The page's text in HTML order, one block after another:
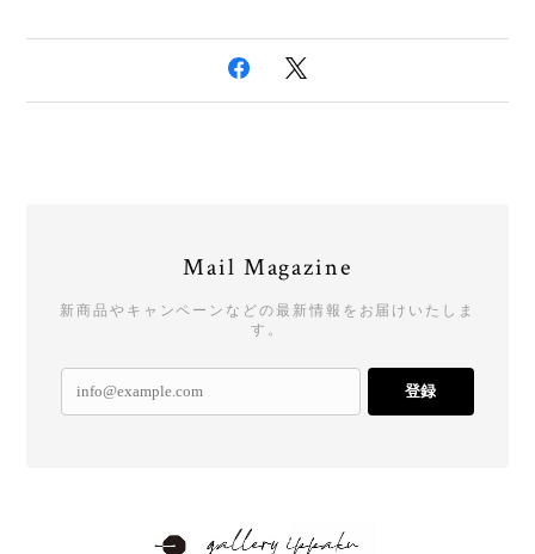
Mail Magazine
新商品やキャンペーンなどの最新情報をお届けいたしま
す。
登録